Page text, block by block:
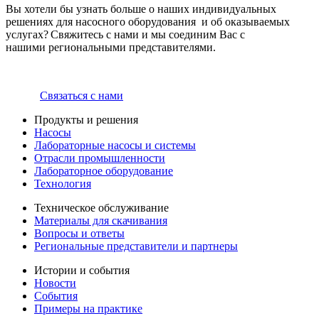
Вы хотели бы узнать больше о наших индивидуальных
решениях для насосного оборудования и об оказываемых
услугах? Свяжитесь с нами и мы соединим Вас с
нашими региональными представителями.
Связаться с нами
Продукты и решения
Насосы
Лабораторные насосы и системы
Отрасли промышленности
Лабораторное оборудование
Технология
Техническое обслуживание
Материалы для скачивания
Вопросы и ответы
Региональные представители и партнеры
Истории и события
Новости
События
Примеры на практике